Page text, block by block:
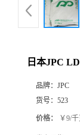
日本JPC
品牌： JPC
货号： 523
价格： ￥9/